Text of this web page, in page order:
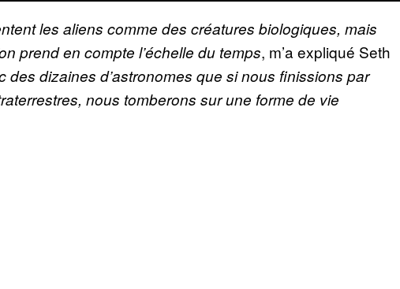
les aliens comme des créatures biologiques, mais
prend en compte l’échelle du temps, m’a expliqué Seth
des dizaines d’astronomes que si nous finissions par
nous tomberons sur une forme de vie